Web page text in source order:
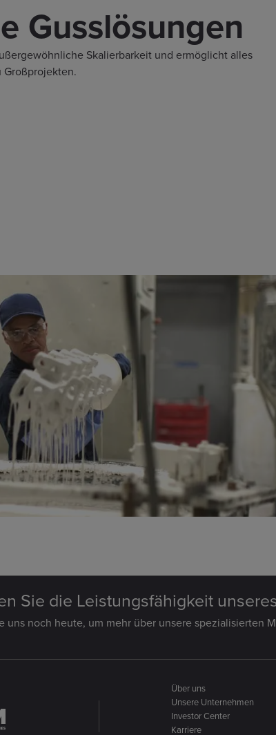
Gusslösungen
Skalierbarkeit und ermöglicht alles
Sie die Leistungsfähigkeit
uns noch heute, um mehr über unsere spezialisierten
Über uns
Unsere Unternehmen
Investor Center
Karriere